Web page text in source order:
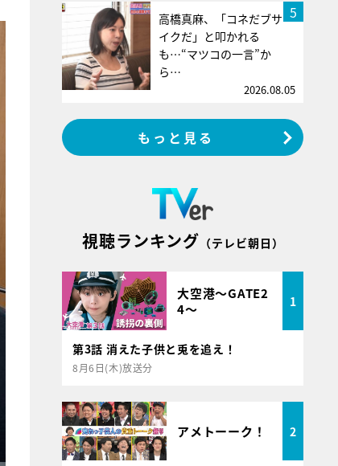
5
高橋真麻、「コネだブサ
イクだ」と叩かれる
も…“マツコの一言”か
ら…
2026.08.05
もっと見る
視聴ランキング （テレビ朝日）
大空港～GATE2
4～
1
第3話 消えた子供と兎を追え！
8月6日(木)放送分
アメトーーク！ 2